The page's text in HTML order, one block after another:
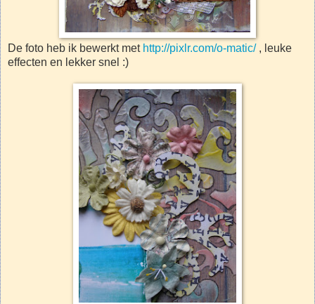
De foto heb ik bewerkt met http://pixlr.com/o-matic/, leuke
effecten en lekker snel :)